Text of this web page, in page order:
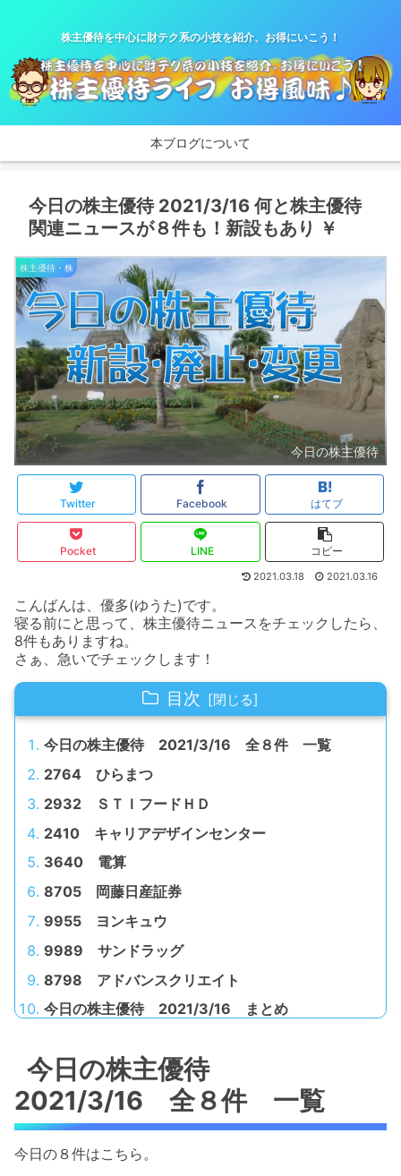
株主優待を中心に財テク系の小技を紹介、お得にいこう！
本ブログについて
今日の株主優待 2021/3/16 何と株主優待
関連ニュースが８件も！新設もあり ￥
株主優待・株
今日の株主優待
Twitter Facebook はてブ
Pocket LINE コピー
2021.03.18 2021.03.16
こんばんは、優多(ゆうた)です。
寝る前にと思って、株主優待ニュースをチェックしたら、
8件もありますね。
さぁ、急いでチェックします！
目次
今日の株主優待 2021/3/16 全８件 一覧
2764 ひらまつ
2932 ＳＴＩフードＨＤ
2410 キャリアデザインセンター
3640 電算
8705 岡藤日産証券
9955 ヨンキュウ
9989 サンドラッグ
8798 アドバンスクリエイト
今日の株主優待 2021/3/16 まとめ
今日の株主優待
2021/3/16 全８件 一覧
今日の８件はこちら。